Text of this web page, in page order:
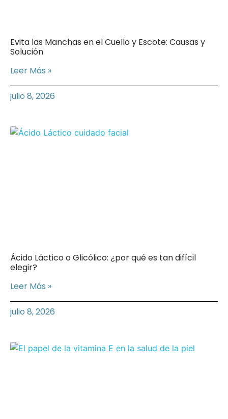
Evita las Manchas en el Cuello y Escote: Causas y
Solución
Leer Más »
julio 8, 2026
Ácido Láctico o Glicólico: ¿por qué es tan difícil
elegir?
Leer Más »
julio 8, 2026